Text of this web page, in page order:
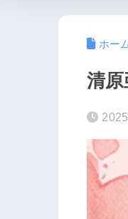
ホー
清